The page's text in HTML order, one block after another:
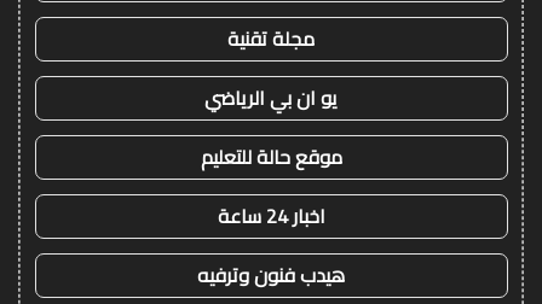
مجلة تقنية
يو ان بي الرياضي
موقع حالة للتعليم
اخبار 24 ساعة
هيدب فنون وترفيه